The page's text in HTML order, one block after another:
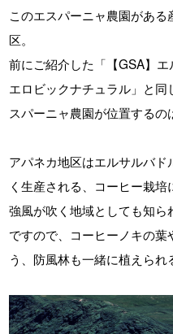
このエスパーニャ農園があ
区。
前にご紹介した「【GSA】
エロビックナチュラル」と
スパーニャ農園が位置するの
アパネカ地区はエルサルバ
く生産される、コーヒー栽培
強風が吹く地域としても知ら
ですので、コーヒーノキの
う、防風林も一緒に植えられ